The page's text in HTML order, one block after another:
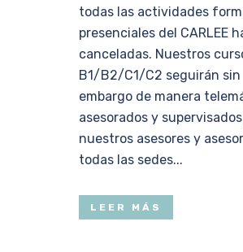
todas las actividades
presenciales del CARLEE
canceladas. Nuestros
B1/B2/C1/C2 seguirán sin
embargo de manera
asesorados y
nuestros asesores y
todas las sedes...
LEER MÁS